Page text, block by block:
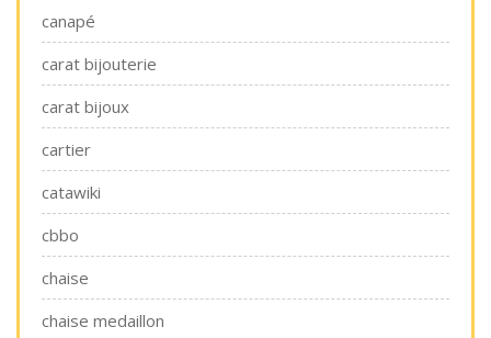
canapé
carat bijouterie
carat bijoux
cartier
catawiki
cbbo
chaise
chaise medaillon